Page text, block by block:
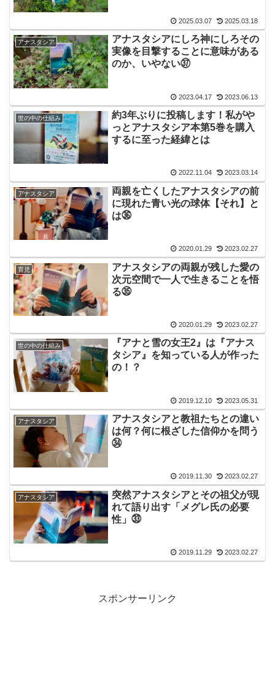
2025.03.07 2025.03.18
アナスタシア
アナスタシアにしろ神にしろその
実像を目撃することに意味がある
のか、いやない㊲
2023.04.17 2023.06.13
世の中の仕組み
約3年ぶりに投稿します！私がや
っとアナスタシア本第5巻を購入
するに至った経緯とは
2022.11.04 2023.03.14
アナスタシア
両親を亡くしたアナスタシアの前
に現れた青い光の球体【それ】と
は㊱
2020.01.29 2023.02.27
育児
アナスタシアの両親が残した愛の
次元空間で一人で生きることを悟
る㉟
2020.01.29 2023.02.27
世の中の仕組み
『アナと雪の女王2』は『アナス
タシア』を知っている人が作った
の！？
2019.12.10 2023.05.31
アナスタシア
アナスタシアと教祖たちとの違い
は何？何に根ざした信仰かを問う
㉞
2019.11.30 2023.02.27
アナスタシア
突然アナスタシアとその祖父が現
れて語り出す「メグレ氏の必要
性」㉝
2019.11.29 2023.02.27
スポンサーリンク